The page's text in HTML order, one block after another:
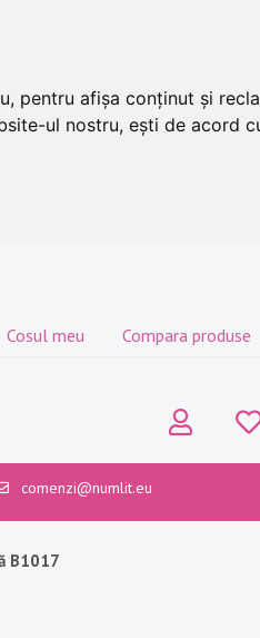
pentru afișa conținut și
ul nostru, ești de acord
Cosul meu Compara produse
comenzi@numlit.eu
B1017